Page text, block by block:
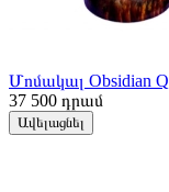
Մոմակալ Obsidian
37 500 դրամ
Ավելացնել